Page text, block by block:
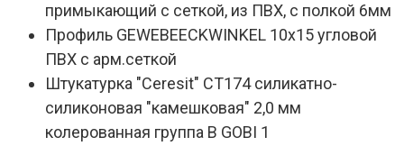
примыкающий с сеткой, из ПВХ, с полкой 6мм
Профиль GEWEBEECKWINKEL 10х15 угловой
ПВХ с арм.сеткой
Штукатурка "Ceresit" СТ174 силикатно-
силиконовая "камешковая" 2,0 мм
колерованная группа В GOBI 1